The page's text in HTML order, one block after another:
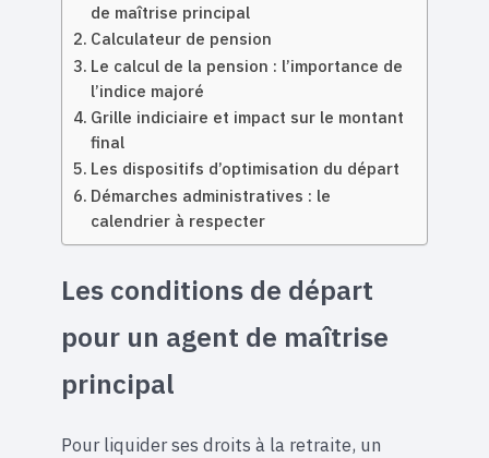
de maîtrise principal
Calculateur de pension
Le calcul de la pension : l’importance de
l’indice majoré
Grille indiciaire et impact sur le montant
final
Les dispositifs d’optimisation du départ
Démarches administratives : le
calendrier à respecter
Les conditions de départ
pour un agent de maîtrise
principal
Pour liquider ses droits à la retraite, un